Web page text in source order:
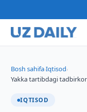
Bosh sahifa›Iqtisod›
Yakka tartibdagi
IQTISOD